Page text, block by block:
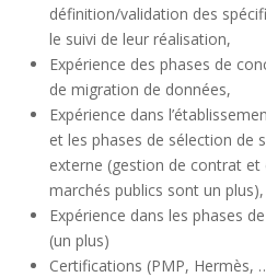
définition/validation des
le suivi de leur réalisation,
Expérience des phases de
de migration de données,
Expérience dans
et les phases de sélection de
externe (gestion de contrat et
marchés publics sont un plus),
Expérience dans les phases
(un plus)
Certifications (PMP, Hermès,